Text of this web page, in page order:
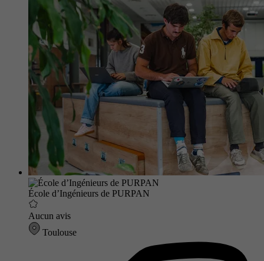
École d’Ingénieurs de PURPAN
Aucun avis
Toulouse